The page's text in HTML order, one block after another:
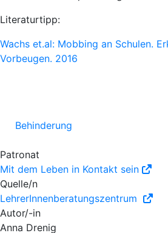
Literaturtipp:
Wachs et.al: Mobbing an Schulen.
Vorbeugen. 2016
Behinderung
Patronat
Mit dem Leben in Kontakt sein
Quelle/n
LehrerInnenberatungszentrum
Autor/-in
Anna Drenig